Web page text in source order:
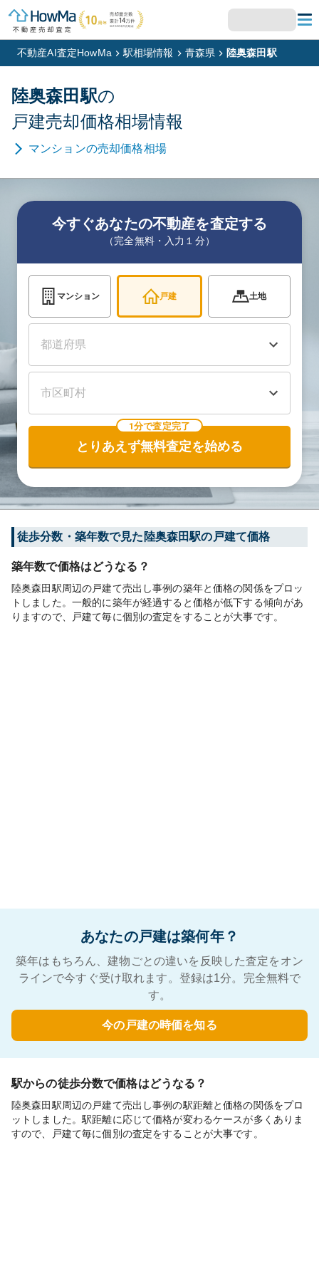
不動産AI査定HowMa 駅相場情報 青森県 陸奥森田駅
陸奥森田駅の
戸建売却価格相場情報
マンションの売却価格相場
今すぐあなたの不動産を査定する
（完全無料・入力１分）
マンション 戸建 土地
1分で査定完了
とりあえず無料査定を始める
徒歩分数・築年数で見た陸奥森田駅の戸建て価格
築年数で価格はどうなる？
陸奥森田駅周辺の戸建て売出し事例の築年と価格の関係をプロッ
トしました。一般的に築年が経過すると価格が低下する傾向があ
りますので、戸建て毎に個別の査定をすることが大事です。
あなたの戸建は築何年？
築年はもちろん、建物ごとの違いを反映した査定をオン
ラインで今すぐ受け取れます。登録は1分。完全無料で
す。
今の戸建の時価を知る
駅からの徒歩分数で価格はどうなる？
陸奥森田駅周辺の戸建て売出し事例の駅距離と価格の関係をプロ
ットしました。駅距離に応じて価格が変わるケースが多くありま
すので、戸建て毎に個別の査定をすることが大事です。